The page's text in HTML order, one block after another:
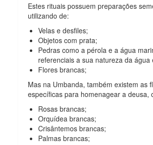
Estes rituais possuem preparações
utilizando de:
Velas e desfiles;
Objetos com prata;
Pedras como a pérola e a água
referenciais a sua natureza da água
Flores brancas;
Mas na Umbanda, também existem as
específicas para homenagear a deusa,
Rosas brancas;
Orquídea brancas;
Crisântemos brancas;
Palmas brancas;